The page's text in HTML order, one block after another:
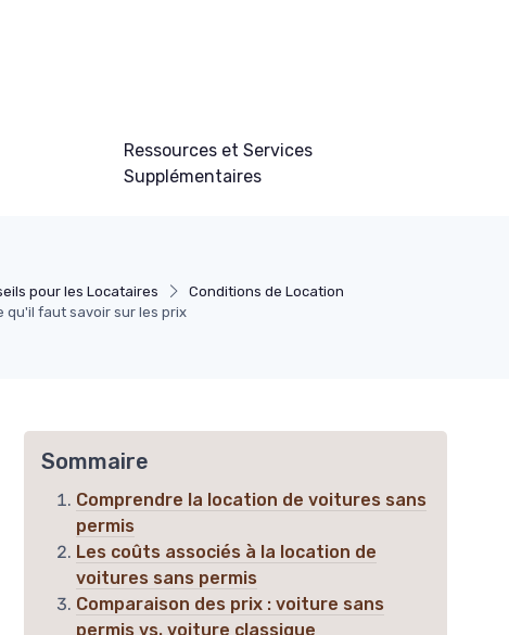
Ressources et Services
Supplémentaires
pour les Locataires
Conditions de Location
qu'il faut savoir sur les prix
Sommaire
Comprendre la location de voitures sans
permis
Les coûts associés à la location de
voitures sans permis
Comparaison des prix : voiture sans
permis vs. voiture classique